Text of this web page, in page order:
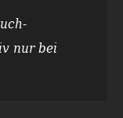
nur bei